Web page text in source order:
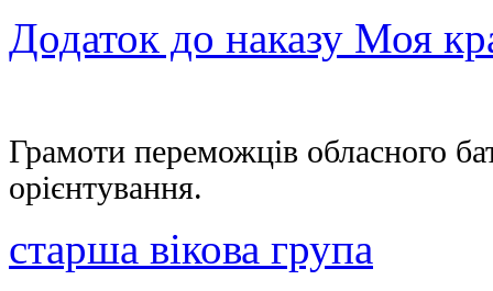
Додаток до наказу Моя
Грамоти переможців обласного
орієнтування.
старша вікова група